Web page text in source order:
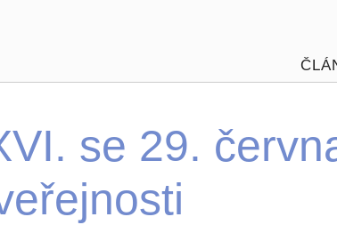
se 29.